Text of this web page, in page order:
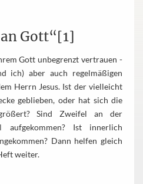
Gott“[1]
Gott unbegrenzt vertrauen -
ich) aber auch regelmäßigen
Herrn Jesus. Ist der vielleicht
geblieben, oder hat sich die
Sind Zweifel an der
aufgekommen? Ist innerlich
Dann helfen gleich
weiter.